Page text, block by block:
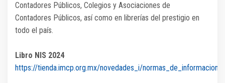
Contadores Públicos, Colegios y Asociaciones de
Contadores Públicos, así como en librerías del prestigio en
todo el país.
Libro NIS 2024
https://tienda.imcp.org.mx/novedades_i/